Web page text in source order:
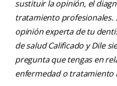
sustituir la opinión, el
tratamiento profesionales.
opinión experta de tu
de salud Calificado y Dile
pregunta que tengas en
enfermedad o tratamiento